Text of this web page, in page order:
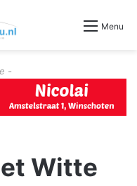
Menu
-
Witte